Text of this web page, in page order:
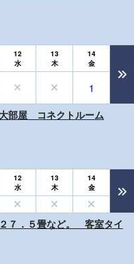
12
水
13
木
14
金
1
大部屋 コネクトルーム
12
水
13
木
14
金
７．５畳など。 客室タイ